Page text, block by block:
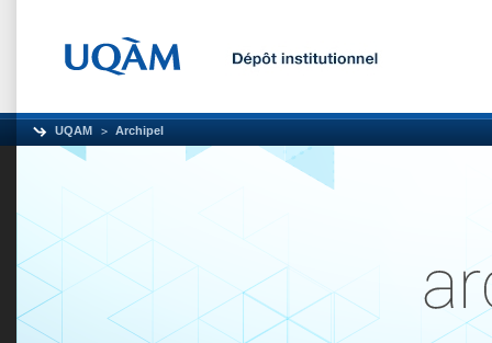
UQAM Archipel